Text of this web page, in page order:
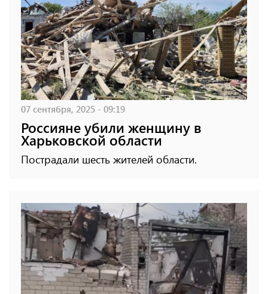
07 сентября, 2025 - 09:19
Россияне убили женщину в
Харьковской области
Пострадали шесть жителей области.